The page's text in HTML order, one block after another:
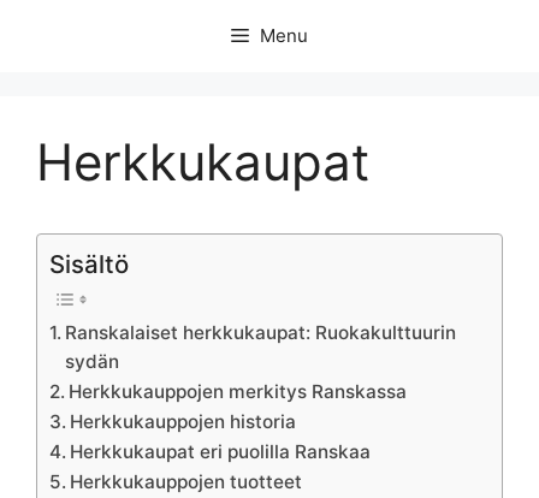
Menu
Herkkukaupat
Sisältö
Ranskalaiset herkkukaupat: Ruokakulttuurin
sydän
Herkkukauppojen merkitys Ranskassa
Herkkukauppojen historia
Herkkukaupat eri puolilla Ranskaa
Herkkukauppojen tuotteet